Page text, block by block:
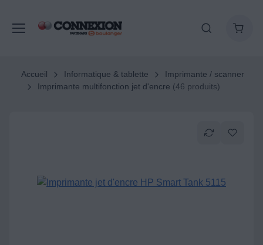
Accueil Informatique & tablette
Imprimante / scanner
Imprimante multifonction jet d'encre (46 produits)